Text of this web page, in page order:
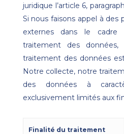
juridique l’article 6,
Si nous faisons appel à des
externes dans le cadre
traitement des
traitement des données
Notre collecte, notre
des données à
exclusivement limités aux
Finalité du traitement